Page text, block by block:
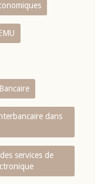
dans
services de